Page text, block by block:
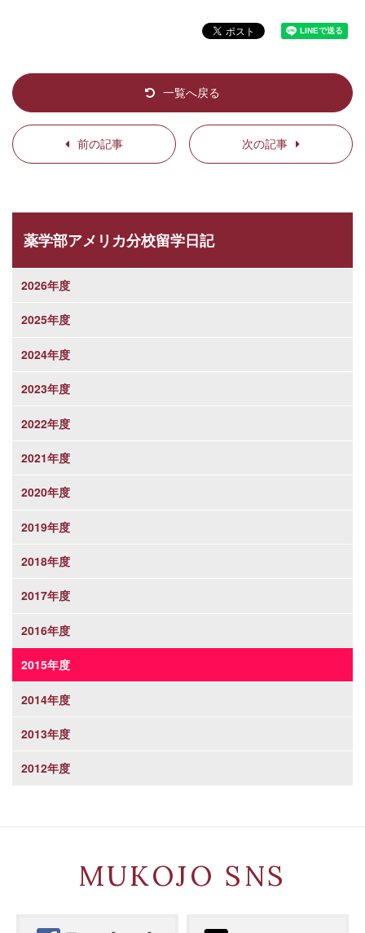
前の記事
一覧へ戻る
次の記事
薬学部アメリカ分校留学日記
2026年度
2025年度
2024年度
2023年度
2022年度
2021年度
2020年度
2019年度
2018年度
2017年度
2016年度
2015年度
2014年度
2013年度
2012年度
MUKOJO SNS